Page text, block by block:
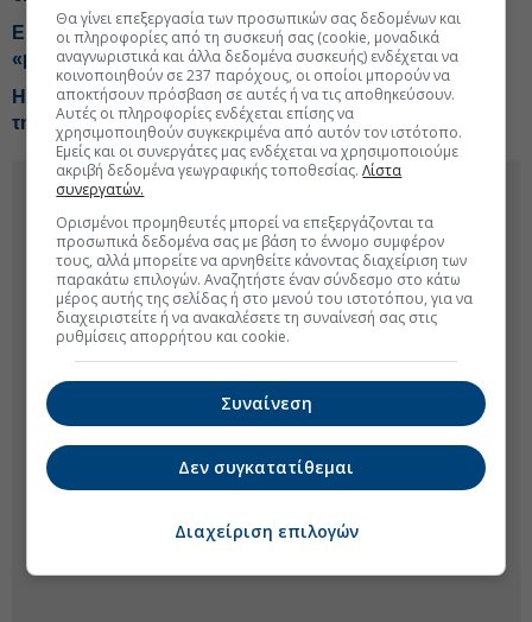
Energean: Βάση η Ηγουμενίτσα για τη γεώτρηση στο
«μπλοκ 2»
H έκπληξη από την Helleniq Energy-Τα telecom σχέδια
της ΔΕΗ-Tips για Coca Cola, Alter Ego, ΑΔΜΗΕ, ΙΝΤΕΚ
Θα γίνει επεξεργασία των προσωπικών σας δεδομένων και
οι πληροφορίες από τη συσκευή σας (cookie, μοναδικά
αναγνωριστικά και άλλα δεδομένα συσκευής) ενδέχεται να
κοινοποιηθούν σε 237 παρόχους, οι οποίοι μπορούν να
αποκτήσουν πρόσβαση σε αυτές ή να τις αποθηκεύσουν.
Αυτές οι πληροφορίες ενδέχεται επίσης να
χρησιμοποιηθούν συγκεκριμένα από αυτόν τον ιστότοπο.
Εμείς και οι συνεργάτες μας ενδέχεται να χρησιμοποιούμε
ακριβή δεδομένα γεωγραφικής τοποθεσίας.Λίστα
συνεργατών.
Ορισμένοι προμηθευτές μπορεί να επεξεργάζονται τα
προσωπικά δεδομένα σας με βάση το έννομο συμφέρον
τους, αλλά μπορείτε να αρνηθείτε κάνοντας διαχείριση των
παρακάτω επιλογών. Αναζητήστε έναν σύνδεσμο στο κάτω
μέρος αυτής της σελίδας ή στο μενού του ιστοτόπου, για να
διαχειριστείτε ή να ανακαλέσετε τη συναίνεσή σας στις
ρυθμίσεις απορρήτου και cookie.
Συναίνεση
Δεν συγκατατίθεμαι
Διαχείριση επιλογών